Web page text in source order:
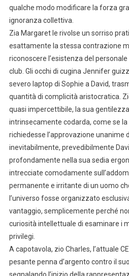
qualche modo modificare la forza
ignoranza collettiva.
Zia Margaret le rivolse un sorriso
esattamente la stessa contrazione
riconoscere l’esistenza del
club. Gli occhi di cugina Jennifer
severo laptop di Sophie a David,
quantità di complicità aristocratica.
quasi impercettibile, la sua
intrinsecamente codarda, come se la
richiedesse l’approvazione unanime
inevitabilmente, prevedibilmente
profondamente nella sua sedia
intrecciate comodamente
permanente e irritante di un uomo
l’universo fosse organizzato
vantaggio, semplicemente perché
curiosità intellettuale di esaminare i
privilegi.
A capotavola, zio Charles, l’attuale
pesante penna d’argento contro il